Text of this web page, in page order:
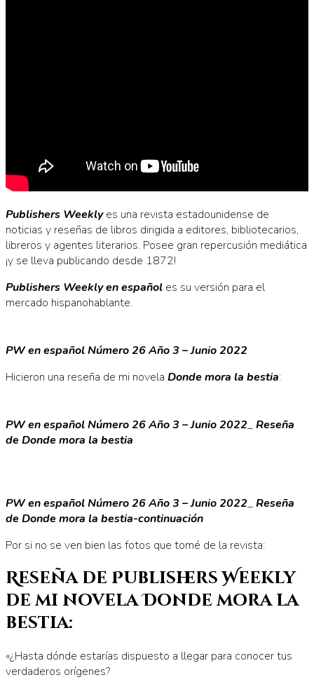
Publishers Weeklyes una revista estadounidense de
noticias y reseñas de libros dirigida a editores, bibliotecarios,
libreros y agentes literarios. Posee gran repercusión mediática
¡y se lleva publicando desde 1872!
Publishers Weekly en español es su versión para el
mercado hispanohablante.
PW en español Número 26 Año 3 – Junio 2022
Hicieron una reseña de mi novela Donde mora la bestia:
PW en español Número 26 Año 3 – Junio 2022_Reseña
de Donde mora la bestia
PW en español Número 26 Año 3 – Junio 2022_Reseña
de Donde mora la bestia-continuación
Por si no se ven bien las fotos que tomé de la revista:
Reseña de Publishers Weekly
de mi novela Donde mora la
bestia:
«¿Hasta dónde estarías dispuesto a llegar para conocer tus
verdaderos orígenes?